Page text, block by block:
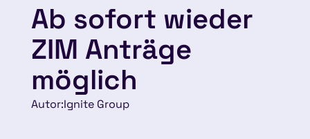
Ab sofort wieder
ZIM Anträge
möglich
Autor:Ignite Group